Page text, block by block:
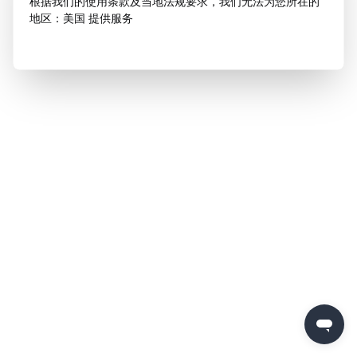
地区：美国 提供服务